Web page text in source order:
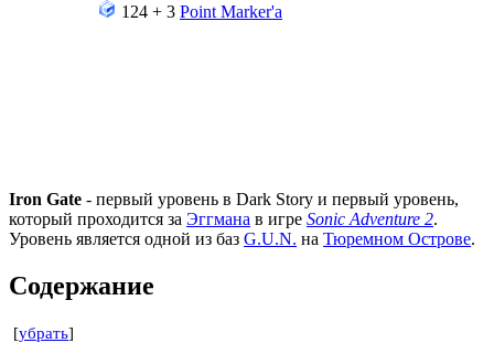
124 + 3 Point Marker'а
Iron Gate - первый уровень в Dark Story и первый уровень,
который проходится за Эггмана в игре Sonic Adventure 2.
Уровень является одной из баз G.U.N. на Тюремном Острове.
Содержание
[убрать]